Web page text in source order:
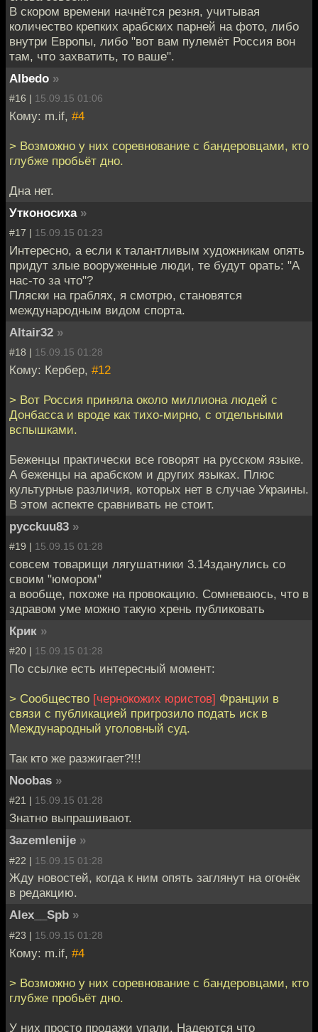
В скором времени начнётся резня, учитывая
количество крепких арабских парней на фото, либо
внутри Европы, либо "вот вам пулемёт Россия вон
там, что захватить, то ваше".
Albedo »
#16 | 15.09.15 01:06
Кому: m.if, #4
> Возможно у них соревнование с бандеровцами, кто
глубже пробьёт дно.
Дна нет.
Утконосиха »
#17 | 15.09.15 01:23
Интересно, а если к талантливым художникам опять
придут злые вооруженные люди, те будут орать: "А
нас-то за что"?
Пляски на граблях, я смотрю, становятся
международным видом спорта.
Altair32 »
#18 | 15.09.15 01:28
Кому: Кербер, #12
> Вот Россия приняла около миллиона людей с
Донбасса и вроде как тихо-мирно, с отдельными
вспышками.
Беженцы практически все говорят на русском языке.
А беженцы на арабском и других языках. Плюс
культурные различия, которых нет в случае Украины.
В этом аспекте сравнивать не стоит.
pycckuu83 »
#19 | 15.09.15 01:28
совсем товарищи лягушатники 3.14зданулись со
своим "юмором"
а вообще, похоже на провокацию. Сомневаюсь, что в
здравом уме можно такую хрень публиковать
Крик »
#20 | 15.09.15 01:28
По ссылке есть интересный момент:
> Сообщество [чернокожих юристов] Франции в
связи с публикацией пригрозило подать иск в
Международный уголовный суд.
Так кто же разжигает?!!!
Noobas »
#21 | 15.09.15 01:28
Знатно выпрашивают.
3azemlenije »
#22 | 15.09.15 01:28
Жду новостей, когда к ним опять заглянут на огонёк
в редакцию.
Alex__Spb »
#23 | 15.09.15 01:28
Кому: m.if, #4
> Возможно у них соревнование с бандеровцами, кто
глубже пробьёт дно.
У них просто продажи упали. Надеются что